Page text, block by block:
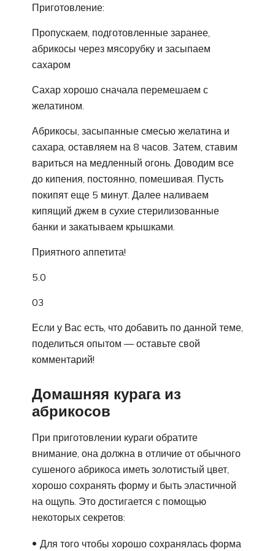
Приготовление:
Пропускаем, подготовленные заранее,
абрикосы через мясорубку и засыпаем
сахаром
Сахар хорошо сначала перемешаем с
желатином.
Абрикосы, засыпанные смесью желатина и
сахара, оставляем на 8 часов. Затем, ставим
вариться на медленный огонь. Доводим все
до кипения, постоянно, помешивая. Пусть
покипят еще 5 минут. Далее наливаем
кипящий джем в сухие стерилизованные
банки и закатываем крышками.
Приятного аппетита!
5.0
03
Если у Вас есть, что добавить по данной теме,
поделиться опытом — оставьте свой
комментарий!
Домашняя курага из
абрикосов
При приготовлении кураги обратите
внимание, она должна в отличие от обычного
сушеного абрикоса иметь золотистый цвет,
хорошо сохранять форму и быть эластичной
на ощупь. Это достигается с помощью
некоторых секретов:
Для того чтобы хорошо сохранялась форма